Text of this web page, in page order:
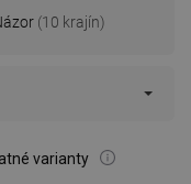
(10 krajín)
varianty